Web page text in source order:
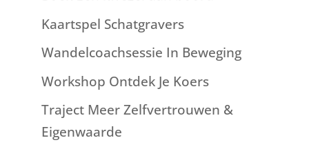
Kaartspel Schatgravers
Wandelcoachsessie In Beweging
Workshop Ontdek Je Koers
Traject Meer Zelfvertrouwen &
Eigenwaarde